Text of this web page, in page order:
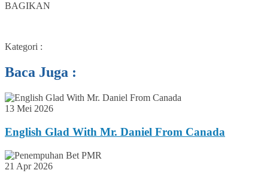
BAGIKAN
Kategori :
Baca Juga :
13 Mei 2026
English Glad With Mr. Daniel From Canada
21 Apr 2026